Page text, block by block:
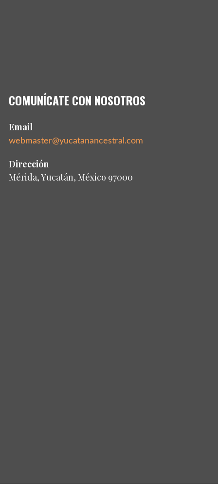
COMUNÍCATE CON NOSOTROS
Email
webmaster@yucatanancestral.com
Dirección
Mérida, Yucatán, México 97000